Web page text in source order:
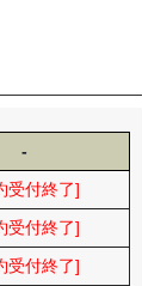
-
受付終了]
受付終了]
受付終了]